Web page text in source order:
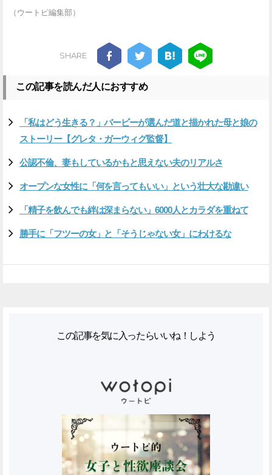
（ウートピ編集部）
SHARE
この記事を読んだ人におすすめ
「私はどう生きる？」バービーが選んだ道と描かれた母と娘の
ストーリー【グレタ・ガーウィグ監督】
公認不倫、妻もしているかもと思えない夫のリアルさ
オープンな女性に「何を言ってもいい」という壮大な勘違い
「精子を飲んでも絆は深まらない」6000人とカラダを重ねて
勝手に「フツーの女」と「そうじゃない女」にわけるな
この記事を気に入ったらいいね！しよう